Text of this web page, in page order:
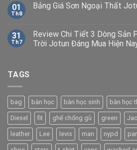
01
Th8
Bảng Giá Sơn Ngoại Thất
31
Th7
Review Chi Tiết 3 Dòng Sản
Trời Jotun Đáng Mua Hiện
TAGS
bag bàn học bàn học sinh bàn học
Diesel fit ghế chống gù green
leather Lee levis man nypd